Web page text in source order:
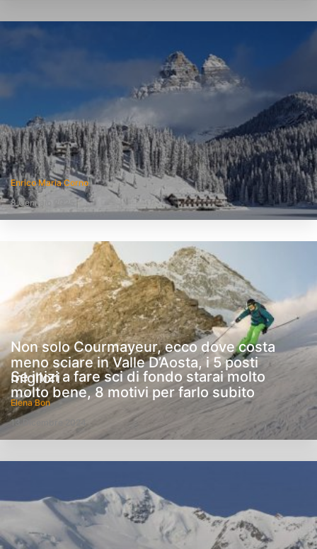
Enrico Maria Corno
8 Gennaio 2025
Non solo Courmayeur, ecco dove costa
meno sciare in Valle D’Aosta, i 5 posti
migliori
Elena Bon
13 Dicembre 2024
Se inizi a fare sci di fondo starai molto
molto bene, 8 motivi per farlo subito